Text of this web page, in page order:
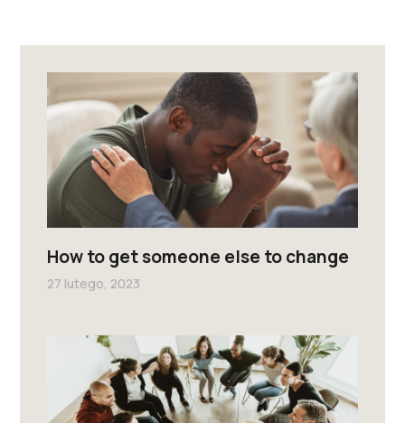
How to get someone else to change
27 lutego, 2023